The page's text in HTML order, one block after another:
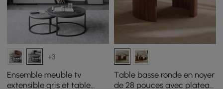
+3
Ensemble meuble tv
extensible gris et table
Table basse ronde en noyer
de 28 pouces avec plateau